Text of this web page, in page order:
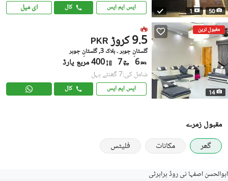
50
1 ایس ایم ایس کال ای میل
مقبول ترین
14
PKR 9.5 کروڑ
گلستانِِ جوہر ۔ بلاک 3, گلستانِ جوہر
6
7 400 مربع یارڈ
شامل کی:7 گھنٹے پہل
ایس ایم ایس کال
مقبول زمرے
گھر
مکانات فلیٹس
ابوالحسن اصفہا نی روڈ پراپرٹی